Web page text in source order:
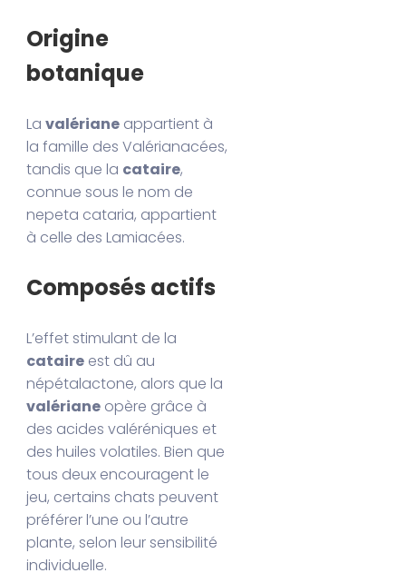
Origine
botanique
Lavalériane appartient à
la famille des Valérianacées,
tandis que la cataire,
connue sous le nom de
nepeta cataria, appartient
à celle des Lamiacées.
Composés actifs
L’effet stimulant de la
cataire est dû au
népétalactone, alors que la
valériane opère grâce à
des acides valéréniques et
des huiles volatiles. Bien que
tous deux encouragent le
jeu, certains chats peuvent
préférer l’une ou l’autre
plante, selon leur sensibilité
individuelle.